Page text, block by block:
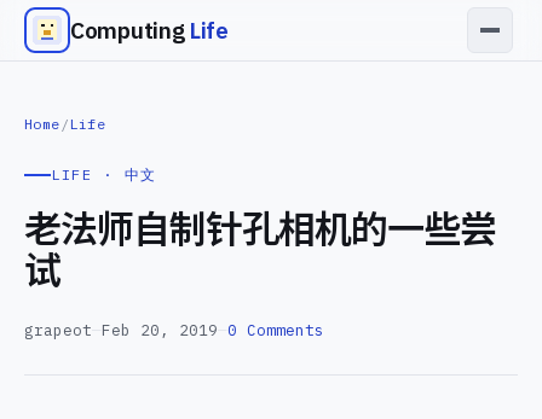
Computing Life
Home / Life
LIFE · 中文
老法师自制针孔相机的一些尝
试
grapeot Feb 20, 2019 0 Comments